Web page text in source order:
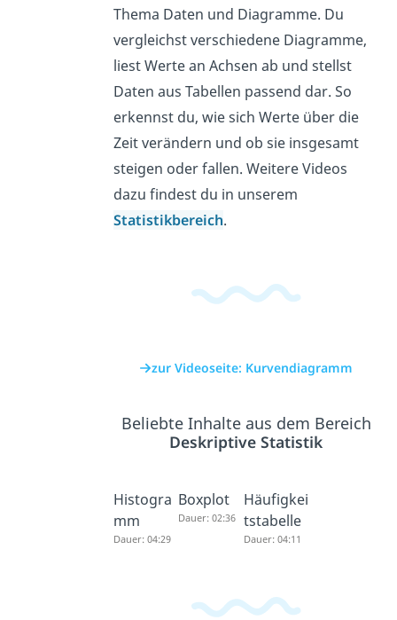
Thema Daten und Diagramme. Du
vergleichst verschiedene Diagramme,
liest Werte an Achsen ab und stellst
Daten aus Tabellen passend dar. So
erkennst du, wie sich Werte über die
Zeit verändern und ob sie insgesamt
steigen oder fallen. Weitere Videos
dazu findest du in unserem
Statistikbereich.
zur Videoseite: Kurvendiagramm
Beliebte Inhalte aus dem Bereich
Deskriptive Statistik
Histogra
mm
Dauer: 04:29
Boxplot
Dauer: 02:36
Häufigkei
tstabelle
Dauer: 04:11